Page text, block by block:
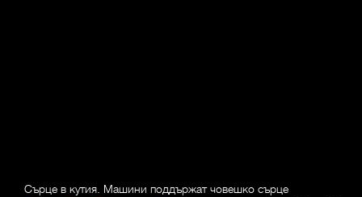
Сърце в кутия. Машини поддържат човешко сърце